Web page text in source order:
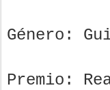
Género:
Premio: